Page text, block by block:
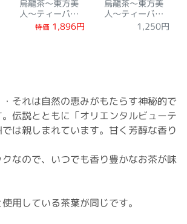
烏龍茶～東方美
人～ティーバッ
グ24袋
特価 1,896円
烏龍茶～東方美
人～ティーバッ
1,250円
・それは自然の恵みがもたらす神秘的で
伝説とともに「オリエンタルビューテ
は親しまれています。甘く芳醇な香り
なので、いつでも香り豊かなお茶が味
用している茶葉が同じです。